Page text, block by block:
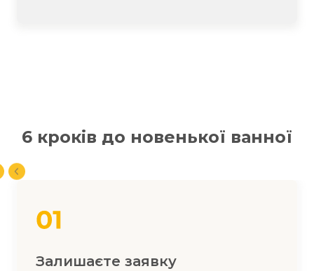
6 кроків до новенької ванної
Залишаєте заявку